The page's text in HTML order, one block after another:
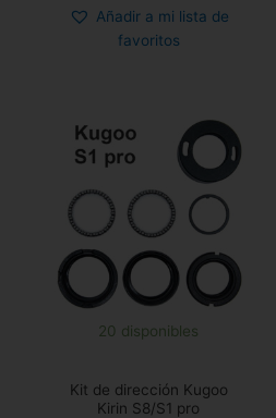
Añadir a mi lista de
favoritos
20 disponibles
Kit de dirección Kugoo
Kirin S8/S1 pro